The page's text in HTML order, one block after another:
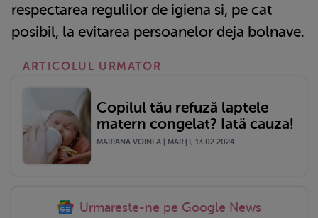
respectarea regulilor de igiena si, pe cat
posibil, la evitarea persoanelor deja bolnave.
ARTICOLUL URMATOR
Copilul tău refuză laptele
matern congelat? Iată cauza!
MARIANA VOINEA | MARŢI, 13.02.2024
Urmareste-ne pe Google News